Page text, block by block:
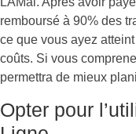
remboursé à 90% des
ce que vous ayez
coûts. Si vous
permettra de mieux
Opter pour